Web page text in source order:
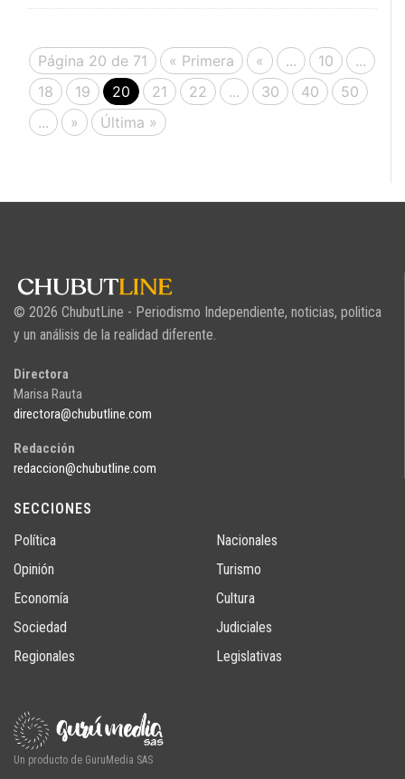
Página 20 de 71 « Primera « ... 10
...
18
19 20 21 22 ... 30 40
50
...
» Última »
© 2026 ChubutLine - Periodismo Independiente, noticias, politica
y un análisis de la realidad diferente.
Directora
Marisa Rauta
directora@chubutline.com
Redacción
redaccion@chubutline.com
SECCIONES
Política
Opinión
Economía
Sociedad
Regionales
Nacionales
Turismo
Cultura
Judiciales
Legislativas
Un producto de GuruMedia SAS